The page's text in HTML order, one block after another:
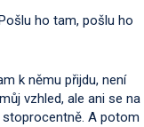
ho tam, pošlu ho
k němu přijdu, není
vzhled, ale ani se na
stoprocentně. A potom